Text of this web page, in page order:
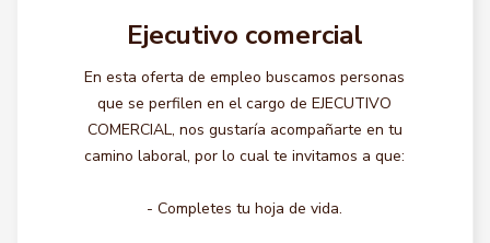
Ejecutivo comercial
En esta oferta de empleo buscamos personas
que se perfilen en el cargo de EJECUTIVO
COMERCIAL, nos gustaría acompañarte en tu
camino laboral, por lo cual te invitamos a que:
- Completes tu hoja de vida.